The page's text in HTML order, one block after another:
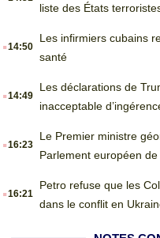
liste des États
.14:50
Les infirmiers cubains
santé
.14:49
Les déclarations de
inacceptable
.16:23
Le Premier ministre
Parlement européen
.16:21
Petro refuse que les
dans le conflit en